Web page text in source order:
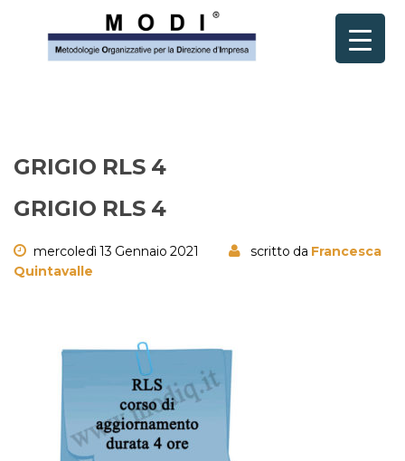
GRIGIO RLS 4
GRIGIO RLS 4
mercoledì 13 Gennaio 2021 scritto da Francesca
Quintavalle